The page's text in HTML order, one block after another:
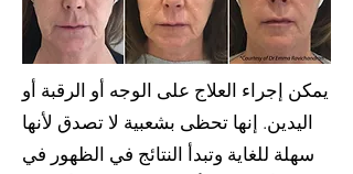
يمكن إجراء العلاج على الوجه أو الرقبة أو
اليدين. إنها تحظى بشعبية لا تصدق لأنها
سهلة للغاية وتبدأ النتائج في الظهور في